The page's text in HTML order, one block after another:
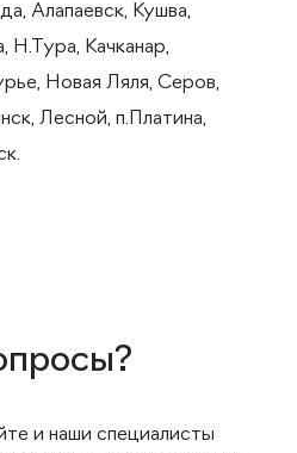
Алапаевск, Кушва,
Н.Тура, Качканар,
Новая Ляля, Серов,
Лесной, п.Платина,
и наши специалисты